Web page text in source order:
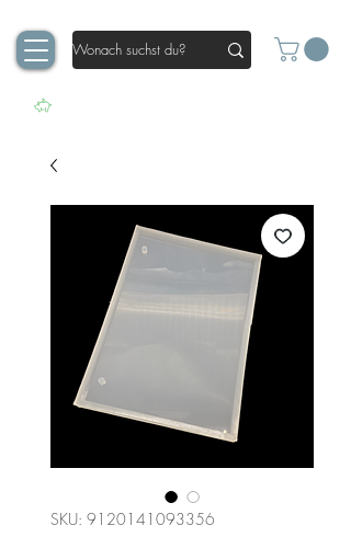
SKU: 9120141093356